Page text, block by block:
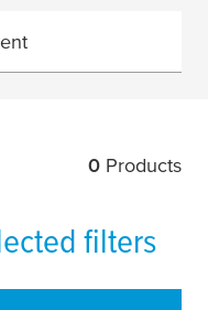
0 Products
filters